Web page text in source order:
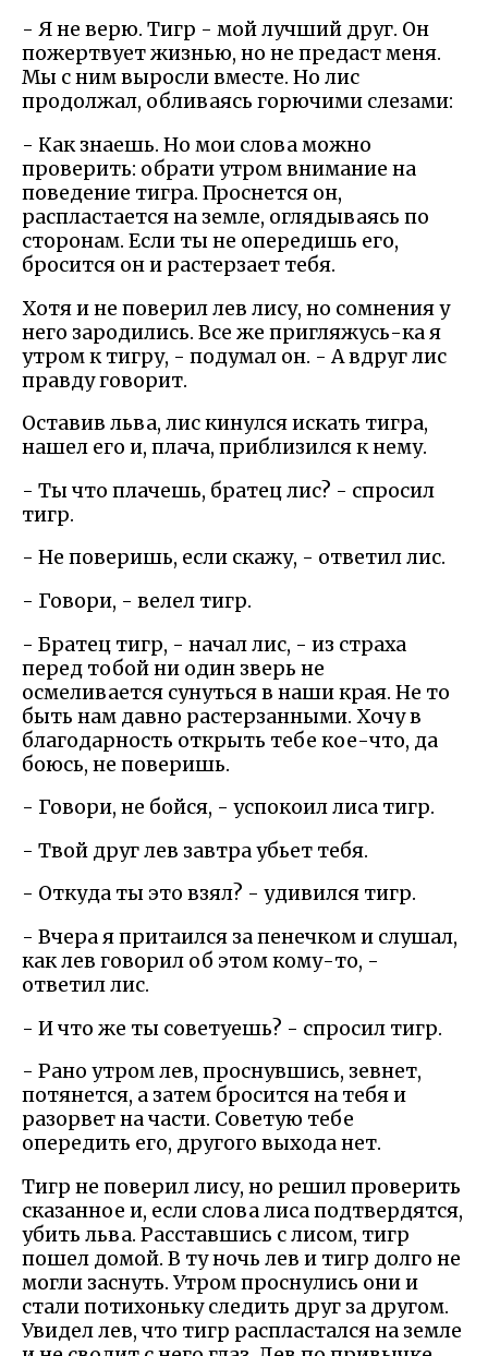
- Я не верю. Тигр - мой лучший друг. Он
пожертвует жизнью, но не предаст меня.
Мы с ним выросли вместе. Но лис
продолжал, обливаясь горючими слезами:
- Как знаешь. Но мои слова можно
проверить: обрати утром внимание на
поведение тигра. Проснется он,
распластается на земле, оглядываясь по
сторонам. Если ты не опередишь его,
бросится он и растерзает тебя.
Хотя и не поверил лев лису, но сомнения у
него зародились. Все же пригляжусь-ка я
утром к тигру, - подумал он. - А вдруг лис
правду говорит.
Оставив льва, лис кинулся искать тигра,
нашел его и, плача, приблизился к нему.
- Ты что плачешь, братец лис? - спросил
тигр.
- Не поверишь, если скажу, - ответил лис.
- Говори, - велел тигр.
- Братец тигр, - начал лис, - из страха
перед тобой ни один зверь не
осмеливается сунуться в наши края. Не то
быть нам давно растерзанными. Хочу в
благодарность открыть тебе кое-что, да
боюсь, не поверишь.
- Говори, не бойся, - успокоил лиса тигр.
- Твой друг лев завтра убьет тебя.
- Откуда ты это взял? - удивился тигр.
- Вчера я притаился за пенечком и слушал,
как лев говорил об этом кому-то, -
ответил лис.
- И что же ты советуешь? - спросил тигр.
- Рано утром лев, проснувшись, зевнет,
потянется, а затем бросится на тебя и
разорвет на части. Советую тебе
опередить его, другого выхода нет.
Тигр не поверил лису, но решил проверить
сказанное и, если слова лиса подтвердятся,
убить льва. Расставшись с лисом, тигр
пошел домой. В ту ночь лев и тигр долго не
могли заснуть. Утром проснулись они и
стали потихоньку следить друг за другом.
Увидел лев, что тигр распластался на земле